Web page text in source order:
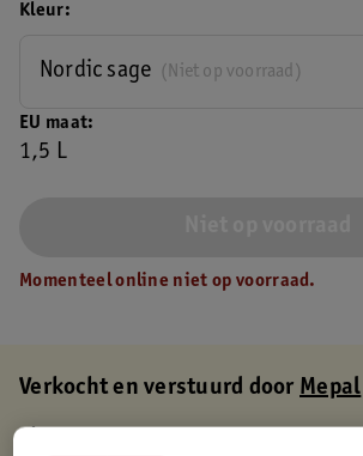
EU maat
1,5 L
Kleur
(Niet op voorraad)
Nordic sage
Momenteel online niet op voorraad.
Verkocht en verstuurd doorMepal